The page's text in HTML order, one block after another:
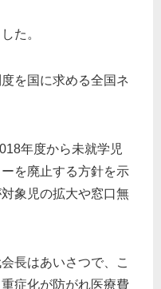
た。
を国に求める全国ネ
年度から未就学児
を廃止する方針を示
象児の拡大や窓口無
長はあいさつで、こ
症化が防がれ医療費